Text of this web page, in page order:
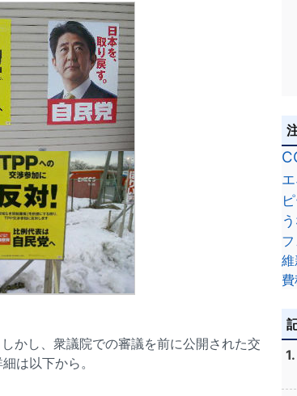
かし、衆議院での審議を前に公開された交
は以下から。